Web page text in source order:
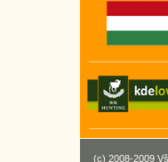
(c) 2008-2009